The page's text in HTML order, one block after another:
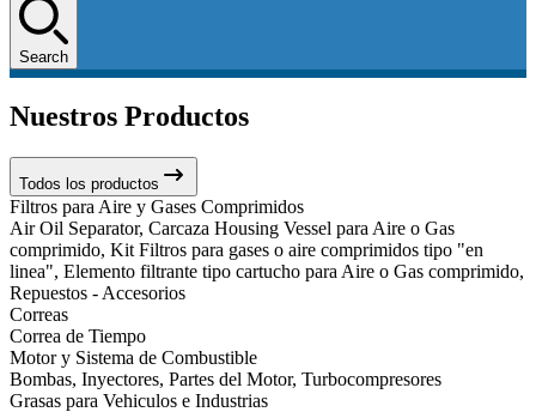
Search
Nuestros Productos
Todos los productos
Filtros para Aire y Gases Comprimidos
Air Oil Separator, Carcaza Housing Vessel para Aire o Gas
comprimido, Kit Filtros para gases o aire comprimidos tipo "en
linea", Elemento filtrante tipo cartucho para Aire o Gas comprimido,
Repuestos - Accesorios
Correas
Correa de Tiempo
Motor y Sistema de Combustible
Bombas, Inyectores, Partes del Motor, Turbocompresores
Grasas para Vehiculos e Industrias